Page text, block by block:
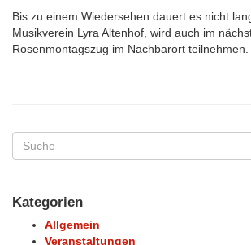
Bis zu einem Wiedersehen dauert es nicht
Musikverein Lyra Altenhof, wird auch im
Rosenmontagszug im Nachbarort teilnehmen.
Kategorien
Allgemein
Veranstaltungen